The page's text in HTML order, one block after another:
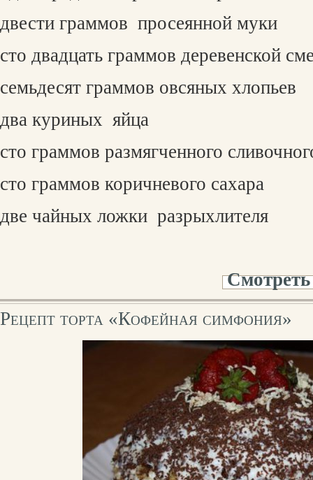
двести граммов просеянной муки
сто двадцать граммов деревенской
семьдесят граммов овсяных хлопьев
два куриных яйца
сто граммов размягченного
сто граммов коричневого сахара
две чайных ложки разрыхлителя
Рецепт торта «Кофейная симфония»